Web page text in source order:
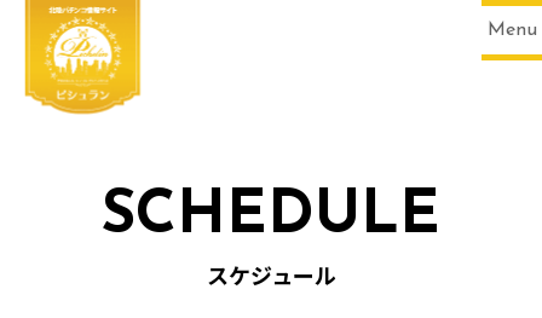
Menu
SCHEDULE
スケジュール